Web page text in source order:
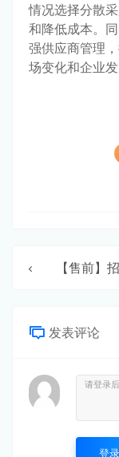
情况选择分散
和降低成本。
强供应商管理
场变化和企业
【售前】招投标与电
发表评论
登